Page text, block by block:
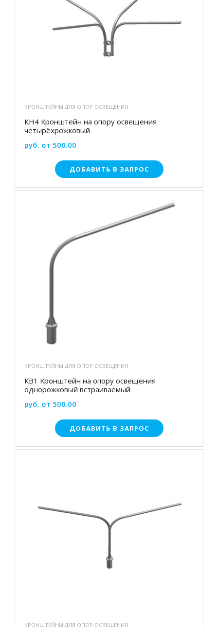
КРОНШТЕЙНЫ ДЛЯ ОПОР ОСВЕЩЕНИЯ
КН4 Кронштейн на опору освещения
четырёхрожковый
руб. от 500.00
ДОБАВИТЬ В ЗАПРОС
КРОНШТЕЙНЫ ДЛЯ ОПОР ОСВЕЩЕНИЯ
КВ1 Кронштейн на опору освещения
однорожковый встраиваемый
руб. от 500.00
ДОБАВИТЬ В ЗАПРОС
КРОНШТЕЙНЫ ДЛЯ ОПОР ОСВЕЩЕНИЯ